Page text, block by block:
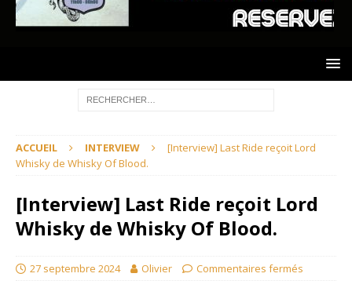
ACCUEIL INTERVIEW
[Interview] Last Ride reçoit Lord
Whisky de Whisky Of Blood.
[Interview] Last Ride reçoit Lord
Whisky de Whisky Of Blood.
27 septembre 2024 Olivier Commentaires fermés